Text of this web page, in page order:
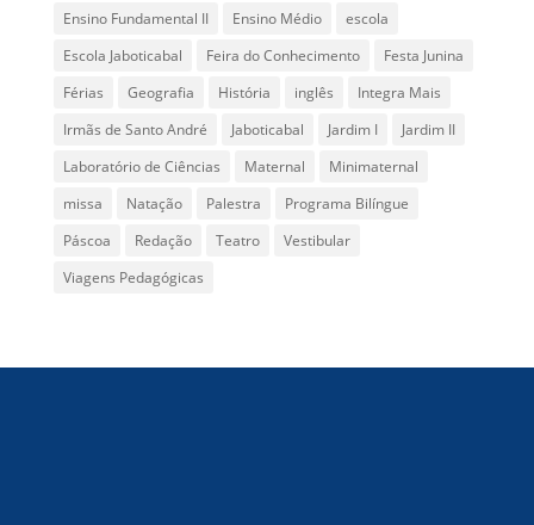
Ensino Fundamental II
Ensino Médio
escola
Escola Jaboticabal
Feira do Conhecimento
Festa Junina
Férias
Geografia História inglês
Integra Mais
Irmãs de Santo André
Jaboticabal Jardim I
Jardim II
Laboratório de Ciências
Maternal
Minimaternal
missa
Natação Palestra
Programa Bilíngue
Páscoa
Redação Teatro
Vestibular
Viagens Pedagógicas